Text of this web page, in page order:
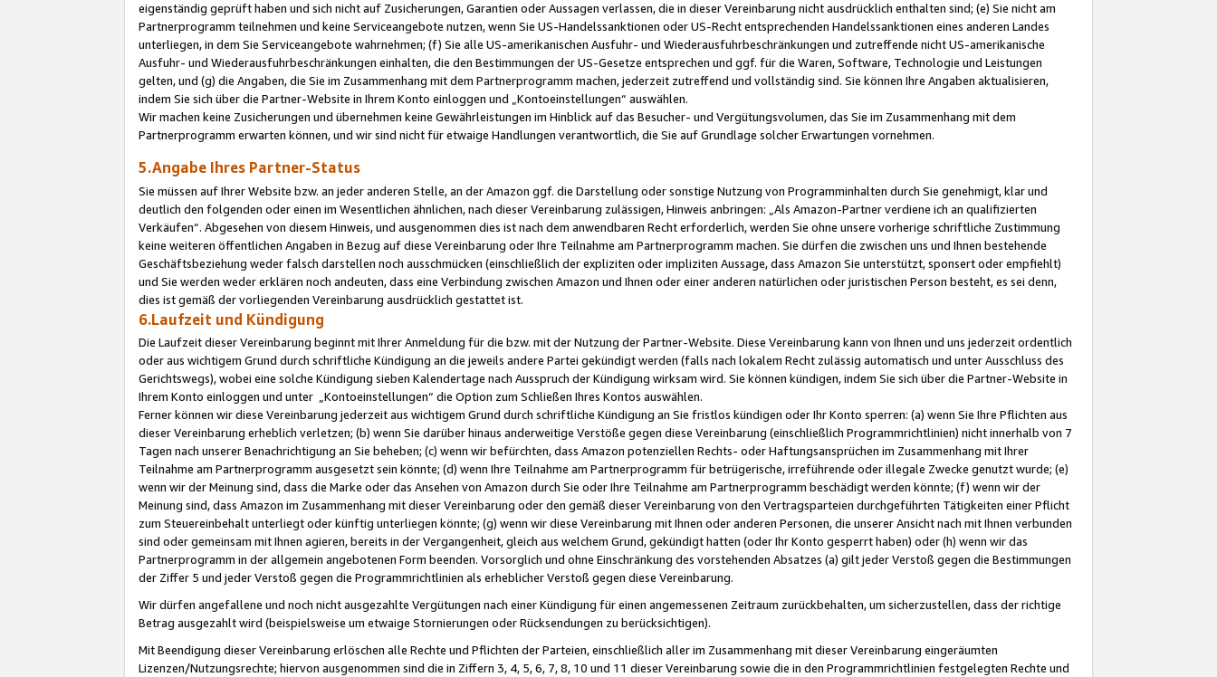
eigenständig geprüft haben und sich nicht auf Zusicherungen, Garantien oder Aussagen verlassen, die in dieser Vereinbarung nicht ausdrücklich enthalten sind; (e) Sie nicht am
Partnerprogramm teilnehmen und keine Serviceangebote nutzen, wenn Sie US-Handelssanktionen oder US-Recht entsprechenden Handelssanktionen eines anderen Landes
unterliegen, in dem Sie Serviceangebote wahrnehmen; (f) Sie alle US-amerikanischen Ausfuhr- und Wiederausfuhrbeschränkungen und zutreffende nicht US-amerikanische
Ausfuhr- und Wiederausfuhrbeschränkungen einhalten, die den Bestimmungen der US-Gesetze entsprechen und ggf. für die Waren, Software, Technologie und Leistungen
gelten, und (g) die Angaben, die Sie im Zusammenhang mit dem Partnerprogramm machen, jederzeit zutreffend und vollständig sind. Sie können Ihre Angaben aktualisieren,
indem Sie sich über die Partner-Website in Ihrem Konto einloggen und „Kontoeinstellungen“ auswählen.
Wir machen keine Zusicherungen und übernehmen keine Gewährleistungen im Hinblick auf das Besucher- und Vergütungsvolumen, das Sie im Zusammenhang mit dem
Partnerprogramm erwarten können, und wir sind nicht für etwaige Handlungen verantwortlich, die Sie auf Grundlage solcher Erwartungen vornehmen.
5.Angabe Ihres Partner-Status
Sie müssen auf Ihrer Website bzw. an jeder anderen Stelle, an der Amazon ggf. die Darstellung oder sonstige Nutzung von Programminhalten durch Sie genehmigt, klar und
deutlich den folgenden oder einen im Wesentlichen ähnlichen, nach dieser Vereinbarung zulässigen, Hinweis anbringen: „Als Amazon-Partner verdiene ich an qualifizierten
Verkäufen“. Abgesehen von diesem Hinweis, und ausgenommen dies ist nach dem anwendbaren Recht erforderlich, werden Sie ohne unsere vorherige schriftliche Zustimmung
keine weiteren öffentlichen Angaben in Bezug auf diese Vereinbarung oder Ihre Teilnahme am Partnerprogramm machen. Sie dürfen die zwischen uns und Ihnen bestehende
Geschäftsbeziehung weder falsch darstellen noch ausschmücken (einschließlich der expliziten oder impliziten Aussage, dass Amazon Sie unterstützt, sponsert oder empfiehlt)
und Sie werden weder erklären noch andeuten, dass eine Verbindung zwischen Amazon und Ihnen oder einer anderen natürlichen oder juristischen Person besteht, es sei denn,
dies ist gemäß der vorliegenden Vereinbarung ausdrücklich gestattet ist.
6.Laufzeit und Kündigung
Die Laufzeit dieser Vereinbarung beginnt mit Ihrer Anmeldung für die bzw. mit der Nutzung der Partner-Website. Diese Vereinbarung kann von Ihnen und uns jederzeit ordentlich
oder aus wichtigem Grund durch schriftliche Kündigung an die jeweils andere Partei gekündigt werden (falls nach lokalem Recht zulässig automatisch und unter Ausschluss des
Gerichtswegs), wobei eine solche Kündigung sieben Kalendertage nach Ausspruch der Kündigung wirksam wird. Sie können kündigen, indem Sie sich über die Partner-Website in
Ihrem Konto einloggen und unter „Kontoeinstellungen“ die Option zum Schließen Ihres Kontos auswählen.
Ferner können wir diese Vereinbarung jederzeit aus wichtigem Grund durch schriftliche Kündigung an Sie fristlos kündigen oder Ihr Konto sperren: (a) wenn Sie Ihre Pflichten aus
dieser Vereinbarung erheblich verletzen; (b) wenn Sie darüber hinaus anderweitige Verstöße gegen diese Vereinbarung (einschließlich Programmrichtlinien) nicht innerhalb von 7
Tagen nach unserer Benachrichtigung an Sie beheben; (c) wenn wir befürchten, dass Amazon potenziellen Rechts- oder Haftungsansprüchen im Zusammenhang mit Ihrer
Teilnahme am Partnerprogramm ausgesetzt sein könnte; (d) wenn Ihre Teilnahme am Partnerprogramm für betrügerische, irreführende oder illegale Zwecke genutzt wurde; (e)
wenn wir der Meinung sind, dass die Marke oder das Ansehen von Amazon durch Sie oder Ihre Teilnahme am Partnerprogramm beschädigt werden könnte; (f) wenn wir der
Meinung sind, dass Amazon im Zusammenhang mit dieser Vereinbarung oder den gemäß dieser Vereinbarung von den Vertragsparteien durchgeführten Tätigkeiten einer Pflicht
zum Steuereinbehalt unterliegt oder künftig unterliegen könnte; (g) wenn wir diese Vereinbarung mit Ihnen oder anderen Personen, die unserer Ansicht nach mit Ihnen verbunden
sind oder gemeinsam mit Ihnen agieren, bereits in der Vergangenheit, gleich aus welchem Grund, gekündigt hatten (oder Ihr Konto gesperrt haben) oder (h) wenn wir das
Partnerprogramm in der allgemein angebotenen Form beenden. Vorsorglich und ohne Einschränkung des vorstehenden Absatzes (a) gilt jeder Verstoß gegen die Bestimmungen
der Ziffer 5 und jeder Verstoß gegen die Programmrichtlinien als erheblicher Verstoß gegen diese Vereinbarung.
Wir dürfen angefallene und noch nicht ausgezahlte Vergütungen nach einer Kündigung für einen angemessenen Zeitraum zurückbehalten, um sicherzustellen, dass der richtige
Betrag ausgezahlt wird (beispielsweise um etwaige Stornierungen oder Rücksendungen zu berücksichtigen).
Mit Beendigung dieser Vereinbarung erlöschen alle Rechte und Pflichten der Parteien, einschließlich aller im Zusammenhang mit dieser Vereinbarung eingeräumten
Lizenzen/Nutzungsrechte; hiervon ausgenommen sind die in Ziffern 3, 4, 5, 6, 7, 8, 10 und 11 dieser Vereinbarung sowie die in den Programmrichtlinien festgelegten Rechte und